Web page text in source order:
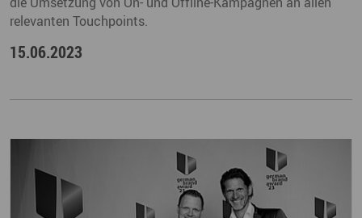
relevanten Touchpoints.
15.06.2023